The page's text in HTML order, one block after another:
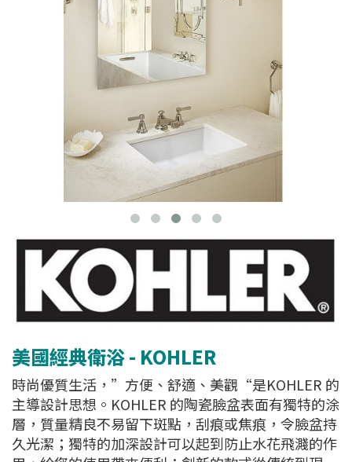
美國經典衛浴 - KOHLER
時尚優質生活，”方便、舒適、美觀“是KOHLER 的
主導設計思想。KOHLER 的陶瓷臉盆表面有獨特的涂
層，質量精良不易留下斑點，刮痕或焦痕，令臉盆持
久光潔；獨特的加深設計可以起到防止水花飛濺的作